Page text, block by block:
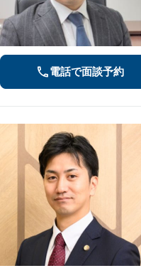
電話で面談予約